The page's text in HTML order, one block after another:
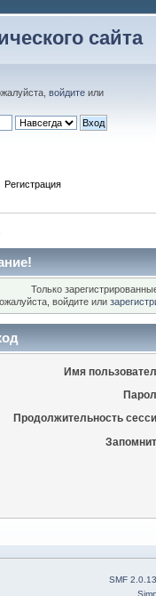
сайта
войдите или
Регистрация
Только
войдите или
Имя
Продолжительность
SMF 2.0.13